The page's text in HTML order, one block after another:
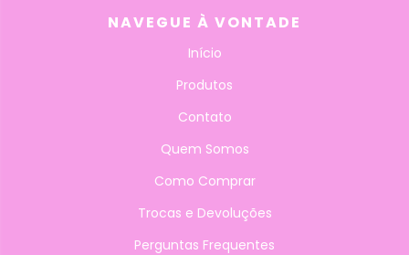
NAVEGUE À VONTADE
Início
Produtos
Contato
Quem Somos
Como Comprar
Trocas e Devoluções
Perguntas Frequentes